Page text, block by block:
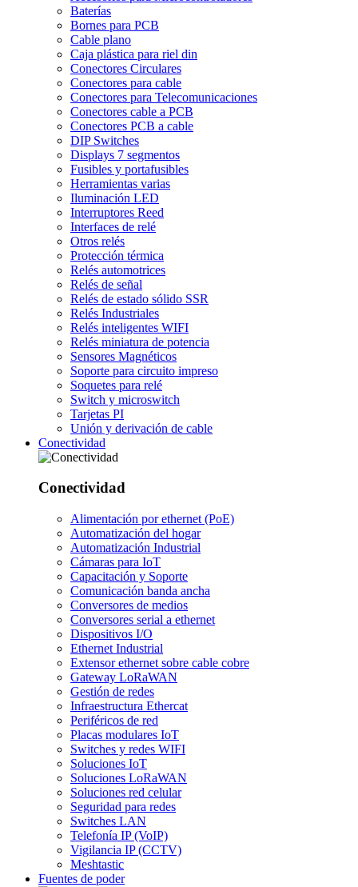
Baterías
Bornes para PCB
Cable plano
Caja plástica para riel din
Conectores Circulares
Conectores para cable
Conectores para Telecomunicaciones
Conectores cable a PCB
Conectores PCB a cable
DIP Switches
Displays 7 segmentos
Fusibles y portafusibles
Herramientas varias
Iluminación LED
Interruptores Reed
Interfaces de relé
Otros relés
Protección térmica
Relés automotrices
Relés de señal
Relés de estado sólido SSR
Relés Industriales
Relés inteligentes WIFI
Relés miniatura de potencia
Sensores Magnéticos
Soporte para circuito impreso
Soquetes para relé
Switch y microswitch
Tarjetas PI
Unión y derivación de cable
Conectividad
Conectividad
Alimentación por ethernet (PoE)
Automatización del hogar
Automatización Industrial
Cámaras para IoT
Capacitación y Soporte
Comunicación banda ancha
Conversores de medios
Conversores serial a ethernet
Dispositivos I/O
Ethernet Industrial
Extensor ethernet sobre cable cobre
Gateway LoRaWAN
Gestión de redes
Infraestructura Ethercat
Periféricos de red
Placas modulares IoT
Switches y redes WIFI
Soluciones IoT
Soluciones LoRaWAN
Soluciones red celular
Seguridad para redes
Switches LAN
Telefonía IP (VoIP)
Vigilancia IP (CCTV)
Meshtastic
Fuentes de poder